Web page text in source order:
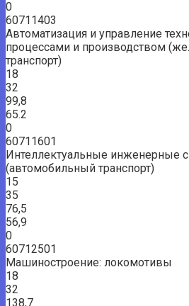
0
60711403
Автоматизация и управление
процессами и производством
транспорт)
18
32
99,8
65.2
0
60711601
Интеллектуальные инженерные
(автомобильный транспорт)
15
35
76,5
56,9
0
60712501
Машиностроение: локомотивы
18
32
138,7